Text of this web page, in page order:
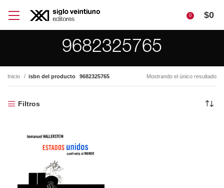
0 $0
9682325765
Inicio isbn del producto 9682325765 Mostrando el único resultado
Filtros